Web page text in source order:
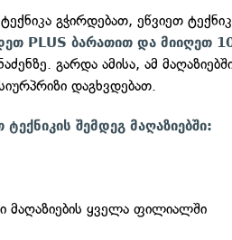
გჭირდებათ, ეწვიეთ
PLUS ბარათით და მიიღეთ
გარდა ამისა, ამ
დაგხვდებათ.
შემდეგ მაღაზიებში:
მაღაზიების ყველა ფილიალში